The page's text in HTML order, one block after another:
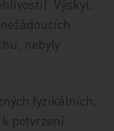
Výskyt,
nebyly
fyzikálních,
potvrzení